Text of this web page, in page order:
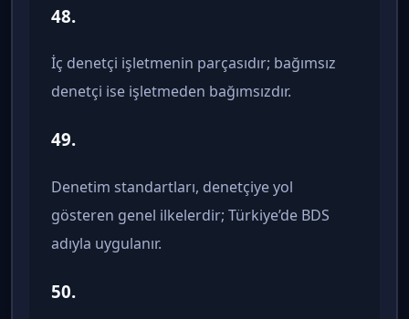
48.
İç denetçi işletmenin parçasıdır; bağımsız
denetçi ise işletmeden bağımsızdır.
49.
Denetim standartları, denetçiye yol
gösteren genel ilkelerdir; Türkiye’de BDS
adıyla uygulanır.
50.